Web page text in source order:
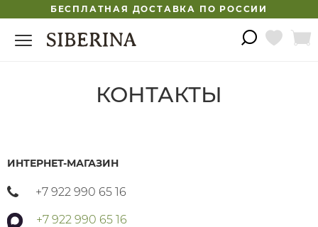
БЕСПЛАТНАЯ ДОСТАВКА ПО РОССИИ
КОНТАКТЫ
ИНТЕРНЕТ-МАГАЗИН
+7 922 990 65 16
+7 922 990 65 16